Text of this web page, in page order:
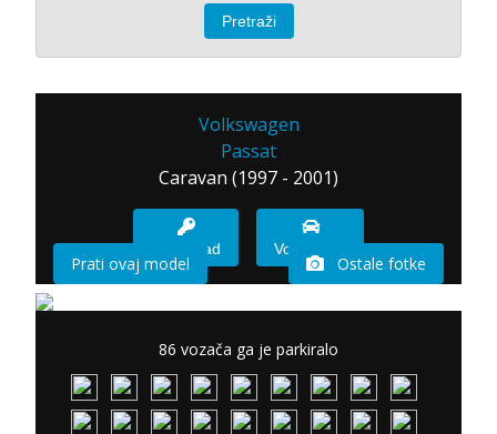
Volkswagen
Passat
Caravan (1997 - 2001)
Imam sad Vozio sam
Prati ovaj model Ostale fotke
86 vozača ga je parkiralo